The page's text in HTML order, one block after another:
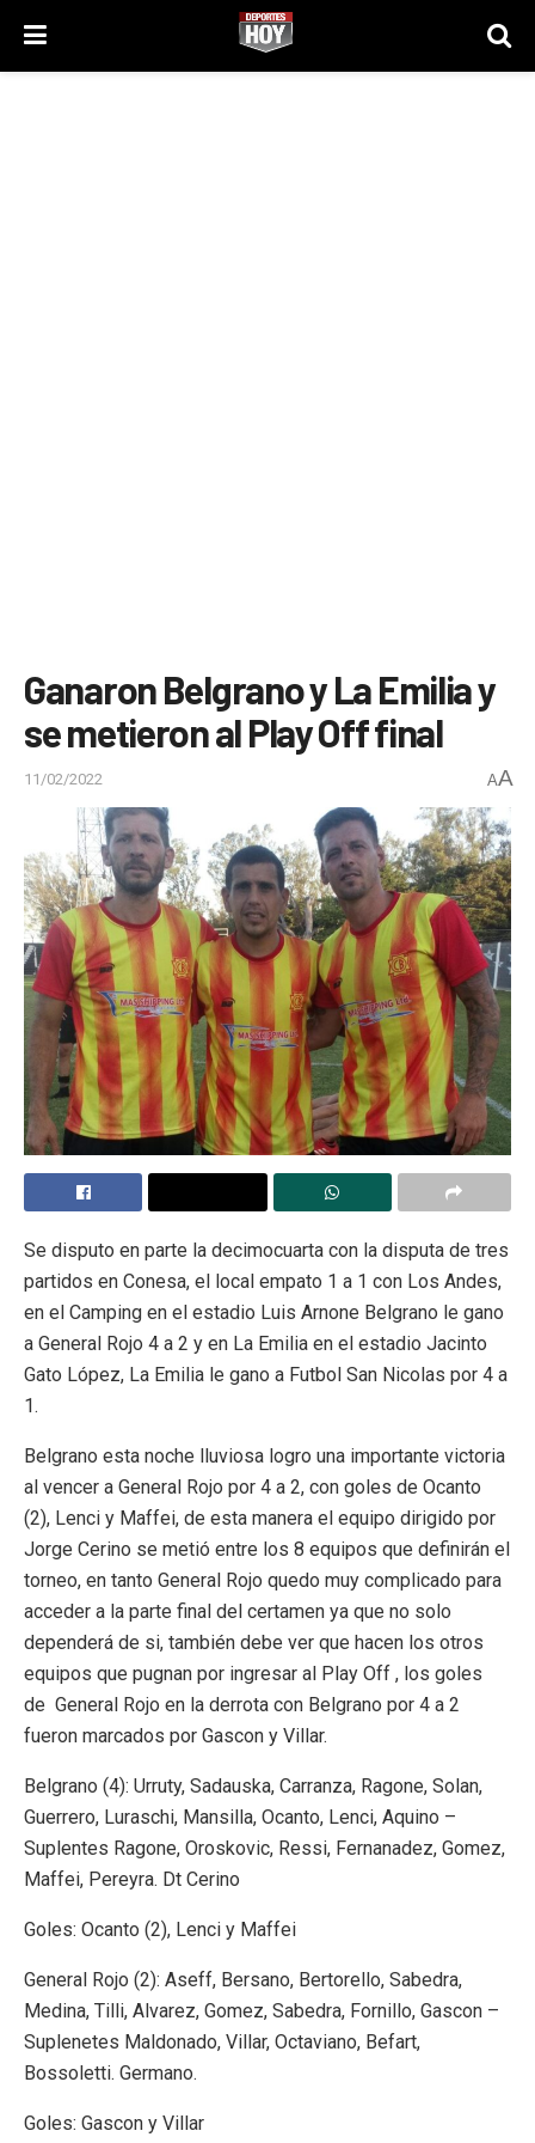
Ganaron Belgrano y La Emilia y
se metieron al Play Off final
11/02/2022 AA
Se disputo en parte la decimocuarta con la disputa de tres
partidos en Conesa, el local empato 1 a 1 con Los Andes,
en el Camping en el estadio Luis Arnone Belgrano le gano
a General Rojo 4 a 2 y en La Emilia en el estadio Jacinto
Gato López, La Emilia le gano a Futbol San Nicolas por 4 a
1.
Belgrano esta noche lluviosa logro una importante victoria
al vencer a General Rojo por 4 a 2, con goles de Ocanto
(2), Lenci y Maffei, de esta manera el equipo dirigido por
Jorge Cerino se metió entre los 8 equipos que definirán el
torneo, en tanto General Rojo quedo muy complicado para
acceder a la parte final del certamen ya que no solo
dependerá de si, también debe ver que hacen los otros
equipos que pugnan por ingresar al Play Off , los goles
de General Rojo en la derrota con Belgrano por 4 a 2
fueron marcados por Gascon y Villar.
Belgrano (4): Urruty, Sadauska, Carranza, Ragone, Solan,
Guerrero, Luraschi, Mansilla, Ocanto, Lenci, Aquino –
Suplentes Ragone, Oroskovic, Ressi, Fernanadez, Gomez,
Maffei, Pereyra. Dt Cerino
Goles: Ocanto (2), Lenci y Maffei
General Rojo (2): Aseff, Bersano, Bertorello, Sabedra,
Medina, Tilli, Alvarez, Gomez, Sabedra, Fornillo, Gascon –
Suplenetes Maldonado, Villar, Octaviano, Befart,
Bossoletti. Germano.
Goles: Gascon y Villar